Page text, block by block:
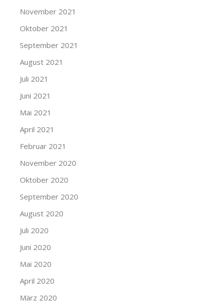
November 2021
Oktober 2021
September 2021
August 2021
Juli 2021
Juni 2021
Mai 2021
April 2021
Februar 2021
November 2020
Oktober 2020
September 2020
August 2020
Juli 2020
Juni 2020
Mai 2020
April 2020
März 2020